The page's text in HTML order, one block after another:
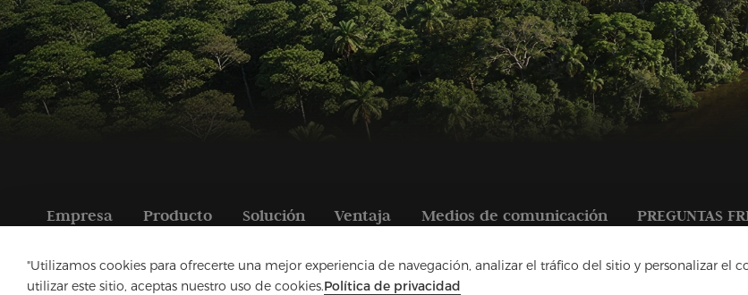
"Utilizamos cookies para ofrecerte una mejor experiencia de navegación, analizar el tráfico del sitio y personalizar el
utilizar este sitio, aceptas nuestro uso de cookies.Política de privacidad
Empresa Producto Solución Ventaja Medios de comunicación PREGUNTAS